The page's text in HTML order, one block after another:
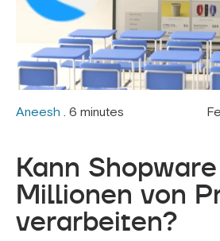
Aneesh . 6 minutes
Kann Shopware
Millionen von
verarbeiten?